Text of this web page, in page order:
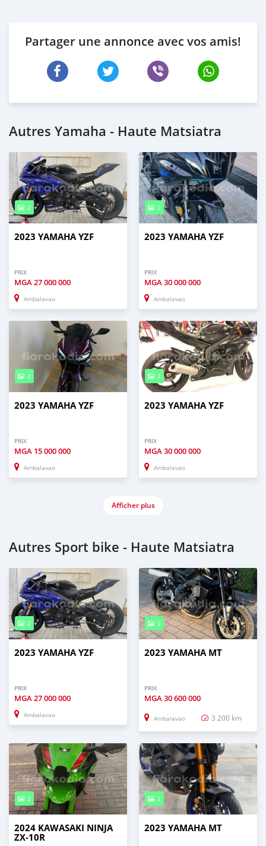
Partager une annonce avec vos amis!
Autres Yamaha - Haute Matsiatra
2
2023 YAMAHA YZF
PRIX
MGA27 000 000
Ambalavao
2
2023 YAMAHA YZF
PRIX
MGA30 000 000
Ambalavao
2
2023 YAMAHA YZF
PRIX
MGA 15 000 000
Ambalavao
2
2023 YAMAHA YZF
PRIX
MGA30 000 000
Ambalavao
Afficher plus
Autres Sport bike - Haute Matsiatra
2
2023 YAMAHA YZF
PRIX
MGA27 000 000
Ambalavao
2
2023 YAMAHA MT
PRIX
MGA30 600 000
Ambalavao 3 200 km
2
2024 KAWASAKI NINJA
ZX-10R
2
2023 YAMAHA MT